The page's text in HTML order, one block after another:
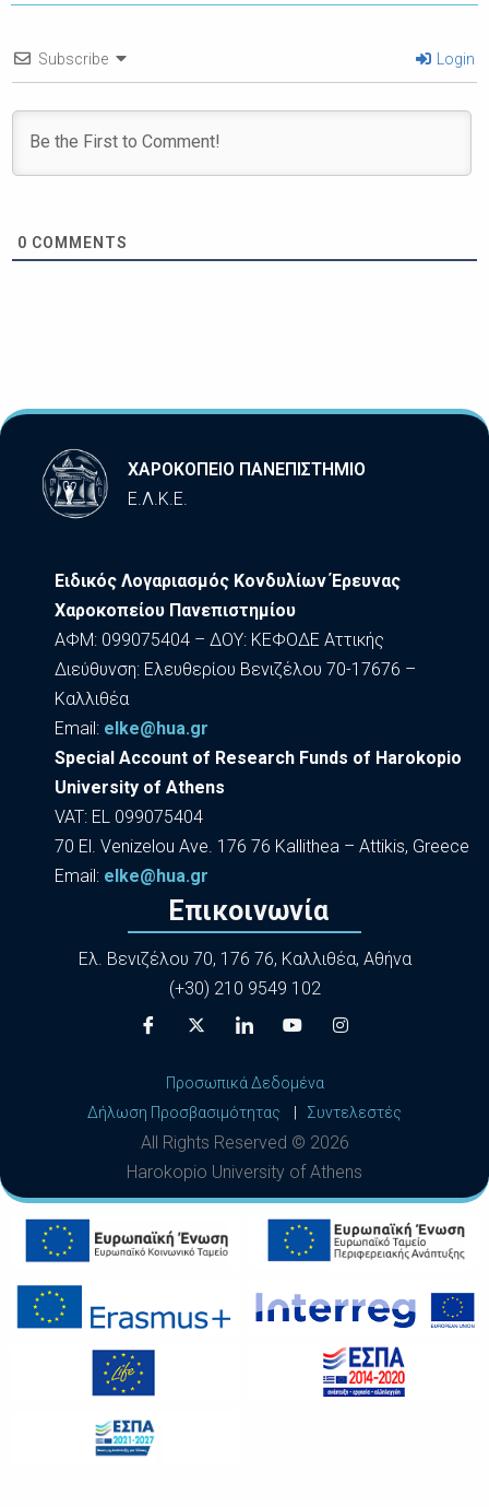
Subscribe Login
0 COMMENTS
ΧΑΡΟΚΟΠΕΙΟ ΠΑΝΕΠΙΣΤΗΜΙΟ
Ε.Λ.Κ.Ε.
Ειδικός Λογαριασμός Κονδυλίων Έρευνας
Χαροκοπείου Πανεπιστημίου
ΑΦΜ: 099075404 – ΔΟΥ: ΚΕΦΟΔΕ Αττικής
Διεύθυνση: Ελευθερίου Βενιζέλου 70-17676 –
Καλλιθέα
Εmail: elke@hua.gr
Special Account of Research Funds of Harokopio
University of Athens
VAT: EL 099075404
70 El. Venizelou Ave. 176 76 Kallithea – Attikis, Greece
Εmail: elke@hua.gr
Επικοινωνία
Ελ. Βενιζέλου 70, 176 76, Καλλιθέα, Αθήνα
(+30) 210 9549 102
Προσωπικά Δεδομένα
Δήλωση Προσβασιμότητας
Συντελεστές
All Rights Reserved © 2026
Harokopio University of Athens